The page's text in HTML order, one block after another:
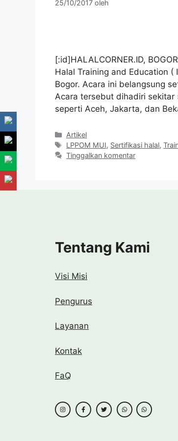
25/10/2017 oleh
[:id]HALALCORNER.ID,
Halal Training and Education (
Bogor. Acara ini belangsung
Acara tersebut dihadiri
seperti Aceh, Jakarta, dan
Kategori
Artikel
Tag
LPPOM MUI, Sertifikasi halal,
Tinggalkan komentar
Tentang Kami
Visi Misi
Pengurus
Layanan
Kontak
FaQ